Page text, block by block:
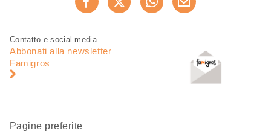
Consiglia ora
Piè
pagina
Navigazione
pagina
Contatto e social media
Abbonati alla newsletter
Famigros
Pagine preferite